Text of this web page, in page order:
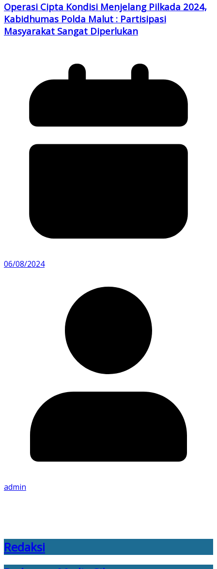
Operasi Cipta Kondisi Menjelang Pilkada 2024,
Kabidhumas Polda Malut : Partisipasi
Masyarakat Sangat Diperlukan
06/08/2024
admin
Redaksi